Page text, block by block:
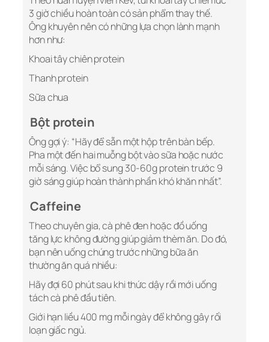
3 giờ chiều hoàn toàn có sản phẩm thay thế.
Ông khuyên nên có những lựa chọn lành mạnh
hơn như:
Khoai tây chiên protein
Thanh protein
Sữa chua
Bột protein
Ông gợi ý: “Hãy để sẵn một hộp trên bàn bếp.
Pha một đến hai muỗng bột vào sữa hoặc nước
mỗi sáng. Việc bổ sung 30-60g protein trước 9
giờ sáng giúp hoàn thành phần khó khăn nhất”.
Caffeine
Theo chuyên gia, cà phê đen hoặc đồ uống
tăng lực không đường giúp giảm thèm ăn. Do đó,
bạn nên uống chúng trước những bữa ăn
thường ăn quá nhiều:
Hãy đợi 60 phút sau khi thức dậy rồi mới uống
tách cà phê đầu tiên.
Giới hạn liều 400 mg mỗi ngày để không gây rối
loạn giấc ngủ.